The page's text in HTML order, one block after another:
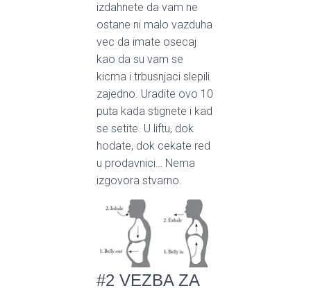
izdahnete da vam ne
ostane ni malo vazduha
vec da imate osecaj
kao da su vam se
kicma i trbusnjaci slepili
zajedno. Uradite ovo 10
puta kada stignete i kad
se setite. U liftu, dok
hodate, dok cekate red
u prodavnici… Nema
izgovora stvarno.
#2 VEZBA ZA